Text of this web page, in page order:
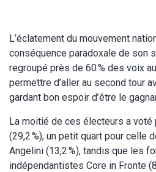
L’éclatement du mouvement
conséquence paradoxale de son
regroupé près de 60 % des voix
permettre d’aller au second tour
gardant bon espoir d’être le
La moitié de ces électeurs a voté
(29,2 %), un petit quart pour celle
Angelini (13,2 %), tandis que les
indépendantistes Core in Fronte